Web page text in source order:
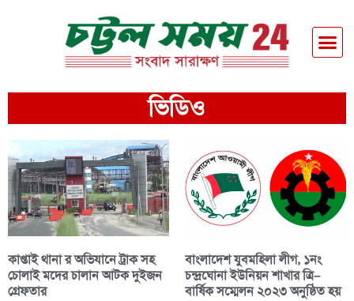
ভিডিও
কাপ্তাই থানা র অভিযানে ট্রাক সহ
চোলাই মদের চালান আটক দুইজন
গ্রেফতার
বাংলাদেশ যুবমহিলা লীগ, ১নং
চন্দ্রঘোনা ইউনিয়ন শাখার ত্রি–
বার্ষিক সম্মেলন ২০২৩ অনুষ্ঠিত হয়